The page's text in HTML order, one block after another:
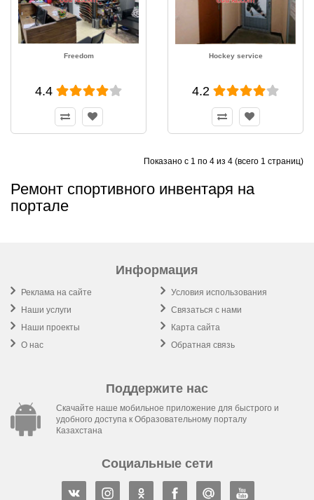
Freedom
4.4
Hockey service
4.2
Показано с 1 по 4 из 4 (всего 1 страниц)
Ремонт спортивного инвентаря на
портале
Информация
Реклама на сайте
Наши услуги
Наши проекты
О нас
Условия использования
Связаться с нами
Карта сайта
Обратная связь
Поддержите нас
Скачайте наше мобильное приложение для быстрого и
удобного доступа к Образовательному порталу
Казахстана
Социальные сети